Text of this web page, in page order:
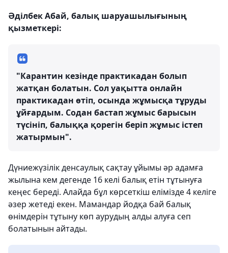
Әділбек Абай, балық шаруашылығының
қызметкері:
"Карантин кезінде практикадан болып
жатқан болатын. Сол уақытта онлайн
практикадан өтіп, осында жұмысқа тұруды
ұйғардым. Содан бастап жұмыс барысын
түсініп, балыққа қорегін беріп жұмыс істеп
жатырмын".
Дүниежүзілік денсаулық сақтау ұйымы әр адамға
жылына кем дегенде 16 келі балық етін тұтынуға
кеңес береді. Алайда бұл көрсеткіш елімізде 4 келіге
әзер жетеді екен. Мамандар йодқа бай балық
өнімдерін тұтыну көп аурудың алды алуға сеп
болатынын айтады.